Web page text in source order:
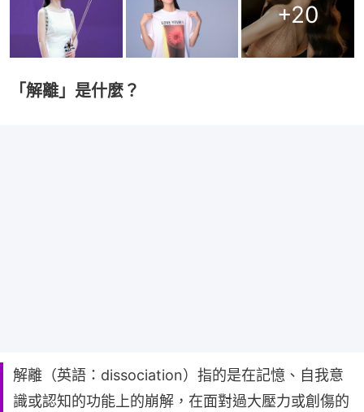
+20
「解離」是什麼？
解離（英語：dissociation）指的是在記憶、自我意
識或認知的功能上的崩解，在面對過大壓力或創傷的